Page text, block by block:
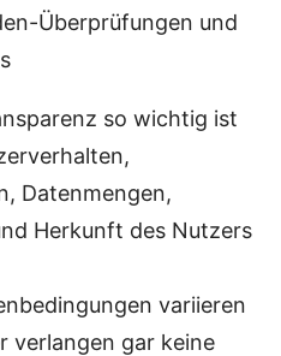
Überprüfungen und
so wichtig ist
Datenmengen,
Herkunft des Nutzers
variieren
verlangen gar keine